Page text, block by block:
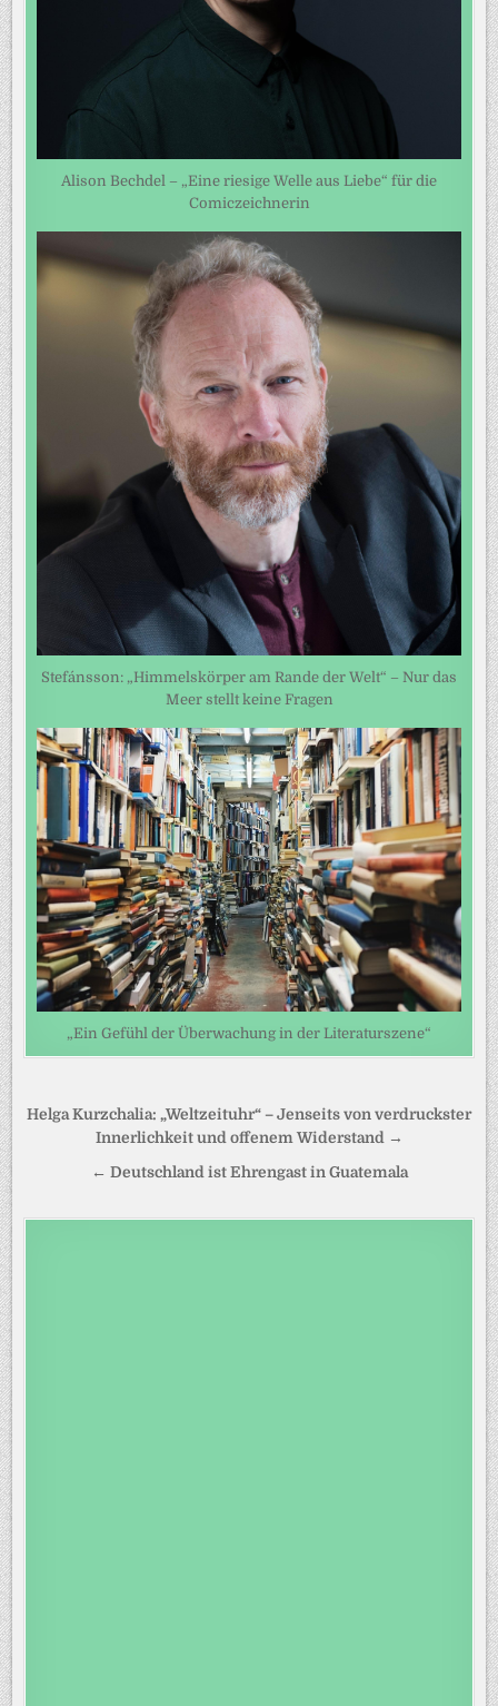
Alison Bechdel – „Eine riesige Welle aus Liebe“ für die
Comiczeichnerin
Stefánsson: „Himmelskörper am Rande der Welt“ – Nur das
Meer stellt keine Fragen
„Ein Gefühl der Überwachung in der Literaturszene“
Beitragsnavigation
Helga Kurzchalia: „Weltzeituhr“ – Jenseits von verdruckster
Innerlichkeit und offenem Widerstand →
← Deutschland ist Ehrengast in Guatemala